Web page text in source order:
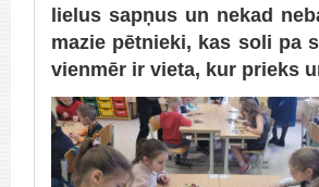
lielus sapņus un nekad
mazie pētnieki, kas soli pa
vienmēr ir vieta, kur prieks